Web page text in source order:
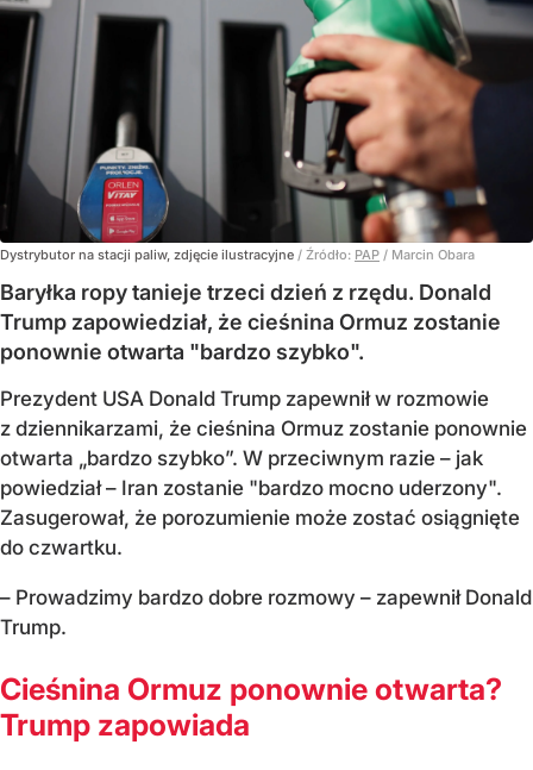
Dystrybutor na stacji paliw, zdjęcie ilustracyjne / Źródło: PAP / Marcin Obara
Baryłka ropy tanieje trzeci dzień z rzędu. Donald
Trump zapowiedział, że cieśnina Ormuz zostanie
ponownie otwarta "bardzo szybko".
Prezydent USA Donald Trump zapewnił w rozmowie
z dziennikarzami, że cieśnina Ormuz zostanie ponownie
otwarta „bardzo szybko”. W przeciwnym razie – jak
powiedział – Iran zostanie "bardzo mocno uderzony".
Zasugerował, że porozumienie może zostać osiągnięte
do czwartku.
– Prowadzimy bardzo dobre rozmowy – zapewnił Donald
Trump.
Cieśnina Ormuz ponownie otwarta?
Trump zapowiada